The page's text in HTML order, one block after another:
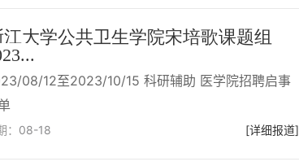
江大学公共卫生学院宋培歌课题组
08/12至2023/10/15 科研辅助 医学院招聘启事
[详细报道]
： 08-18